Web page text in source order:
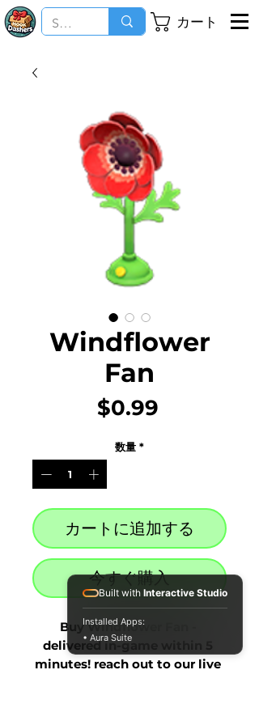
カート
Windflower
Fan
$0.99価
数量 *
カートに追加する
今すぐ購入
Buy Windflower Fan -
delivered in-game within 5
minutes! reach out to our live
Built with Interactive Studio
Installed Apps:
• Aura Suite